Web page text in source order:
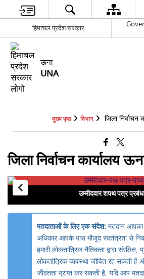
हिमाचल प्रदेश सरकार
ऊना
UNA
मुख्य पृष्ठ विभाग जिला निर्वाचन
जिला निर्वाचन कार्यालय
उम्मीदवार शपथ पत्र
मतदाताओं के लिए एक संदेश:मतदान
अधिकार आपके पास मौजूद स्वतंत्रता से
हमारी लोकतांत्रिक नैतिकता द्वारा
लोकतांत्रिक व्यवस्था जीवित रह सकती है
जीवंतता प्राप्त कर सकती है, यदि आप